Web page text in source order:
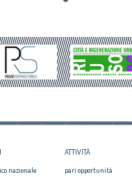
il Premio architetto
premi Architetto italiano e
talento 2017
compenso, il CNAPPC ricorre alla
Europea dei Diritti dell’Uomo
nazionale
ATTIVITÀ
pari opportunità